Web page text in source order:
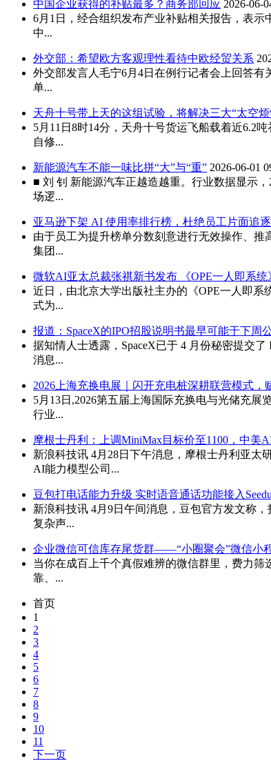
中国企业获得的补贴最多？商务部回应 2026-06-
6月1日，经合组织发布产业补贴相关报告，表
中...
外交部：希望欧方客观理性看待中欧经贸关系
外交部发言人毛宁6月4日在例行记者会上回答
单...
天舟十号带上天的这组试验，将解决三大“太空烦
5月11日8时14分，天舟十号货运飞船载着近6.2
自修...
新能源汽车不能一味比拼“大”与“重” 2026-06-01
■ 刘 钊 新能源汽车正越造越重。行业数据显示
场逻...
亚马逊下架 AI 使用率排行榜，杜绝员工片面追
由于员工为提升榜单分数刻意进行无效操作、
集团...
微软AI亚太总裁张祺新书发布 《OPE一人即系
近日，由北京大学出版社主办的《OPE一人即
式为...
报道：SpaceX的IPO招股说明书最早可能于下周
据知情人士透露，SpaceX已于 4 月份秘密提交
消息...
2026上海充换电展｜闪开充电桩深耕联营模式，
5月13日,2026第五届上海国际充换电与光储充
行业...
摩根士丹利：上调MiniMax目标价至1100，中美
新浪科技讯 4月28日下午消息，摩根士丹利亚太
AI能力模型公司...
豆包打电话能力升级 实时语音通话功能接入
新浪科技讯 4月9日午间消息，豆包官方发文称
复杂声...
企业微信可信库存尾货群——“小圈聚会”微信小
当你在成百上千个真假难辨的微信群里，费力
靠、...
首页
1
2
3
4
5
6
7
8
9
10
11
下一页